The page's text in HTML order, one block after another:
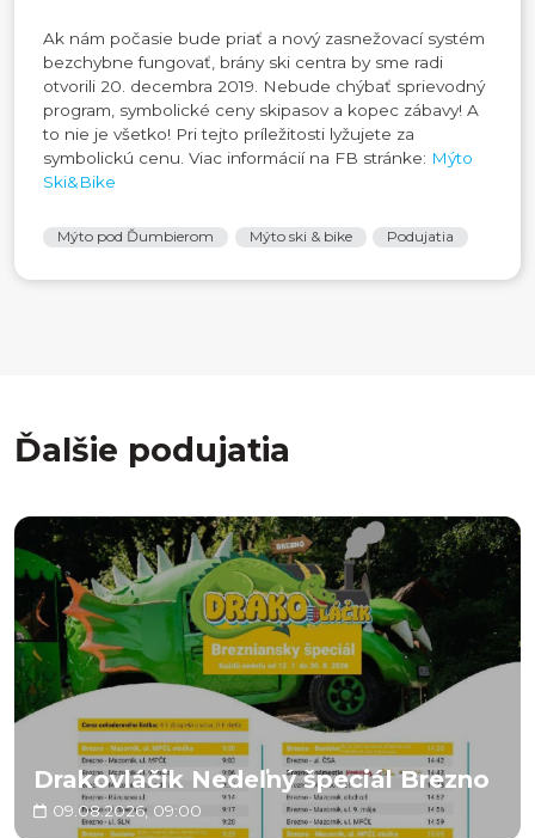
Ak nám počasie bude priať a nový zasnežovací systém
bezchybne fungovať, brány ski centra by sme radi
otvorili 20. decembra 2019. Nebude chýbať sprievodný
program, symbolické ceny skipasov a kopec zábavy! A
to nie je všetko! Pri tejto príležitosti lyžujete za
symbolickú cenu. Viac informácií na FB stránke: Mýto
Ski&Bike
Mýto pod Ďumbierom Mýto ski & bike Podujatia
Ďalšie podujatia
Drakovláčik Nedeľný špeciál Brezno
09.08.2026, 09:00